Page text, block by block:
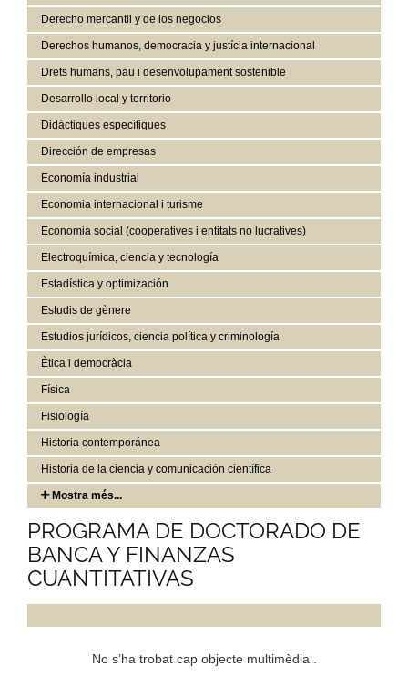
Derecho mercantil y de los negocios
Derechos humanos, democracia y justícia internacional
Drets humans, pau i desenvolupament sostenible
Desarrollo local y territorio
Didàctiques específiques
Dirección de empresas
Economía industrial
Economia internacional i turisme
Economia social (cooperatives i entitats no lucratives)
Electroquímica, ciencia y tecnología
Estadística y optimización
Estudis de gènere
Estudios jurídicos, ciencia política y criminología
Ètica i democràcia
Física
Fisiología
Historia contemporánea
Historia de la ciencia y comunicación científica
Mostra més...
PROGRAMA DE DOCTORADO DE
BANCA Y FINANZAS
CUANTITATIVAS
No s’ha trobat cap objecte multimèdia .